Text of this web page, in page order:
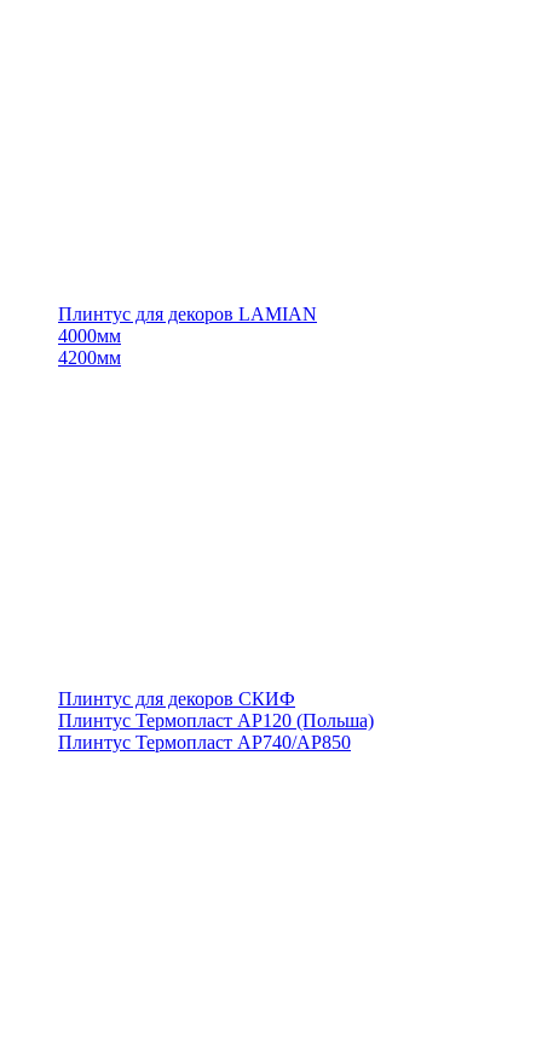
Плинтус для декоров LAMIAN
4000мм
4200мм
Плинтус для декоров СКИФ
Плинтус Термопласт АР120 (Польша)
Плинтус Термопласт АР740/АР850